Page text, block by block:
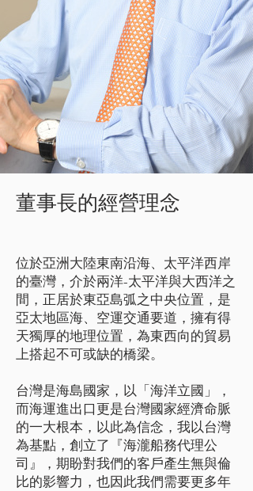
董事長的經營理念
位於亞洲大陸東南沿海、太平洋西岸
的臺灣，介於兩洋-太平洋與大西洋之
間，正居於東亞島弧之中央位置，是
亞太地區海、空運交通要道，擁有得
天獨厚的地理位置，為東西向的貿易
上搭起不可或缺的橋梁。
台灣是海島國家，以「海洋立國」，
而海運進出口更是台灣國家經濟命脈
的一大根本，以此為信念，我以台灣
為基點，創立了『海瀧船務代理公
司』，期盼對我們的客戶產生無與倫
比的影響力，也因此我們需要更多年